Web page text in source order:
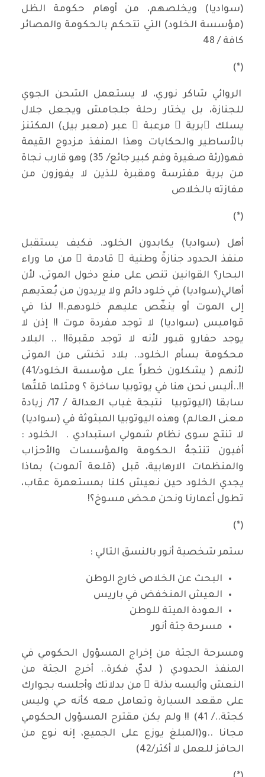
(سواديا) ويخلصهم، من أوهام حكومة الظل
(مؤسسة الخلود) التي تتحكم بالحكومة والمصائر
كافة / 48
(*)
الروائي شاكر نوري، لا يستعمل الشحن الجوي
للجنازة، بل يختار رحلة جلجامش ويجعل جلال
يسلك ُبرية ً مرعبة ً عبر (معبر بيل) المكتنز
بالأساطير والحكايات وهذا المنفذ مزدوج القيمة
فهو(رئة صغيرة وفم كبير جائع/ 35) وهو قارب نجاة
من برية مفترسة ومقبرة للذين لا يفوزون من
مفازته بالخلاص
(*)
أهل (سواديا) يكابدون الخلود. فكيف يستقبل
منفذ الحدود جنازةً وطنية ً قادمة ً من ما وراء
البحار؟ القوانين تنص على منع دخول الموتى، لأن
أهالي(سواديا) في خلود دائم ولا يريدون من يُعدَيهم
إلى الموت أو ينغّص عليهم خلودهم.!! لذا في
قواميس (سواديا) لا توجد مفردة موت !! إذن لا
يوجد حفارو قبور لأنه لا توجد مقبرة!! .. البلاد
محكومة بسأم الخلود.. بلاد تخشى من الموتى
لأنهم ( يشكلون خطراً على مؤسسة الخلود/41)
!!..أليس نحن هنا في يوتوبيا ساخرة ؟ ومثلما قلتُها
سابقا (اليوتوبيا نتيجة غياب العدالة / 17/ زيادة
معنى العالم) وهذه اليوتوبيا المبثوثة في (سواديا)
لا تنتج سوى نظام شمولي استبدادي . الخلود :
أفيون تنتجهُ الحكومة والمؤسسات والأحزاب
والمنظمات الارهابية، قبل (قلعة آلموت) بماذا
يجدي الخلود حين نعيش كلنا بمستعمرة عقاب،
تطول أعمارنا ونحن محض مسوخ؟!
(*)
ستمر شخصية أنور بالنسق التالي :
البحث عن الخلاص خارج الوطن
العيش المنخفض في باريس
العودة الميتة للوطن
مسرحة جثة أنور
ومسرحة الجثة من إخراج المسؤول الحكومي في
المنفذ الحدودي ( لديّ فكرة.. أخرج الجثة من
النعش وألبسه بذلة ً من بدلاتك وأجلسه بجوارك
على مقعد السيارة وتعامل معه كأنه حي وليس
كجثة../ 41) !! ولم يكن مقترح المسؤول الحكومي
مجانا ..و(المبلغ يوزع على الجميع، إنه نوع من
الحافز للعمل لا أكثر/42)